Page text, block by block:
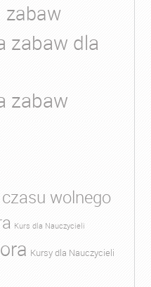
zabaw
zabaw dla
zabaw
wolnego
Kurs dla Nauczycieli
Kursy dla Nauczycieli